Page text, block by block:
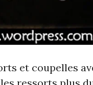
et coupelles